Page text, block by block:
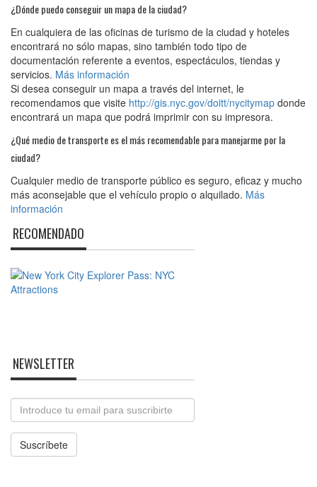
¿Dónde puedo conseguir un mapa de la ciudad?
En cualquiera de las oficinas de turismo de la ciudad y hoteles
encontrará no sólo mapas, sino también todo tipo de
documentación referente a eventos, espectáculos, tiendas y
servicios. Más información
Si desea conseguir un mapa a través del internet, le
recomendamos que visite http://gis.nyc.gov/doitt/nycitymap donde
encontrará un mapa que podrá imprimir con su impresora.
¿Qué medio de transporte es el más recomendable para manejarme por la
ciudad?
Cualquier medio de transporte público es seguro, eficaz y mucho
más aconsejable que el vehículo propio o alquilado. Más
información
RECOMENDADO
NEWSLETTER
Email
Suscríbete